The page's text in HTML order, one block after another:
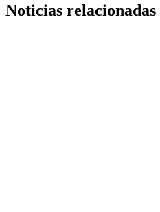
Noticias relacionadas